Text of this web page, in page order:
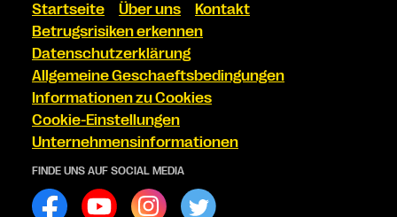
Startseite Über uns
Kontakt
Betrugsrisiken erkennen
Datenschutzerklärung
Allgemeine Geschaeftsbedingungen
Informationen zu Cookies
Cookie-Einstellungen
Unternehmensinformationen
FINDE UNS AUF SOCIAL MEDIA